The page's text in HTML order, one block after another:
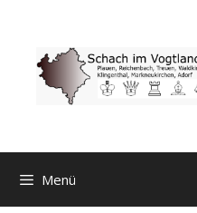
springen
Menü